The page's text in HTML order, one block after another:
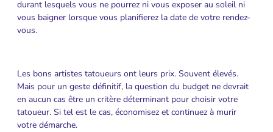
durant lesquels vous ne pourrez ni vous exposer au soleil ni
vous baigner lorsque vous planifierez la date de votre rendez-
vous.
Les bons artistes tatoueurs ont leurs prix. Souvent élevés.
Mais pour un geste définitif, la question du budget ne devrait
en aucun cas être un critère déterminant pour choisir votre
tatoueur. Si tel est le cas, économisez et continuez à murir
votre démarche.